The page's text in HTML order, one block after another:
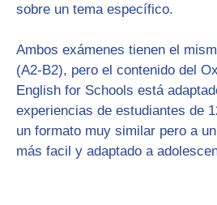
sobre un tema específico.
Ambos exámenes tienen el
(A2-B2), pero el contenido del
English for Schools está
experiencias de estudiantes de
un formato muy similar pero a
más facil y adaptado a